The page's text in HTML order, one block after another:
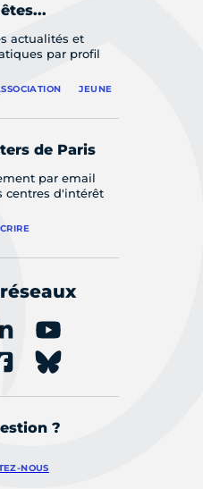
actualités et
par profil
JEUNE
de Paris
par email
centres d'intérêt
?
NOUS